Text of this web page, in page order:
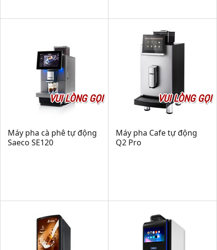
VUI LÒNG GỌI
Máy pha cà phê tự động
Saeco SE120
VUI LÒNG GỌI
Máy pha Cafe tự động
Q2 Pro